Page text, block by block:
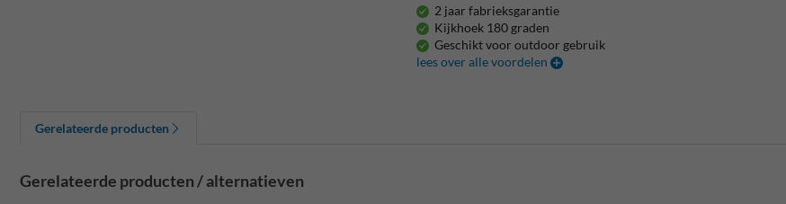
2 jaar fabrieksgarantie
Kijkhoek 180 graden
Geschikt voor outdoor gebruik
lees over alle voordelen
Gerelateerde producten
Gerelateerde producten / alternatieven